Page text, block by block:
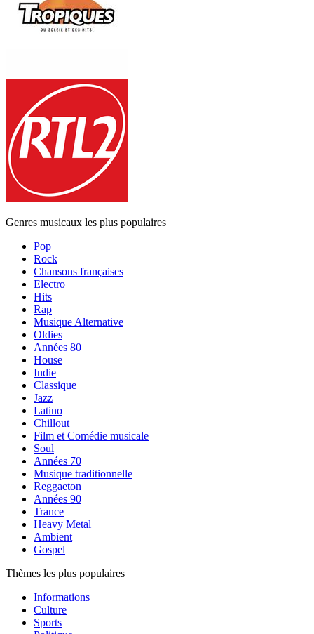
Genres musicaux les plus populaires
Pop
Rock
Chansons françaises
Electro
Hits
Rap
Musique Alternative
Oldies
Années 80
House
Indie
Classique
Jazz
Latino
Chillout
Film et Comédie musicale
Soul
Années 70
Musique traditionnelle
Reggaeton
Années 90
Trance
Heavy Metal
Ambient
Gospel
Thèmes les plus populaires
Informations
Culture
Sports